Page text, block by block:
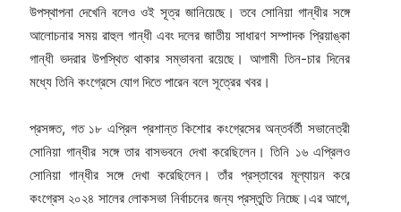
উপস্থাপনা দেখেনি বলেও ওই সূত্র জানিয়েছে। তবে সোনিয়া গান্ধীর সঙ্গে
আলোচনার সময় রাহুল গান্ধী এবং দলের জাতীয় সাধারণ সম্পাদক প্রিয়াঙ্কা
গান্ধী ভদরার উপস্থিত থাকার সম্ভাবনা রয়েছে। আগামী তিন-চার দিনের
মধ্যে তিনি কংগ্রেসে যোগ দিতে পারেন বলে সূত্রের খবর।
প্রসঙ্গত, গত ১৮ এপ্রিল প্রশান্ত কিশোর কংগ্রেসের অন্তর্বর্তী সভানেত্রী
সোনিয়া গান্ধীর সঙ্গে তার বাসভবনে দেখা করেছিলেন। তিনি ১৬ এপ্রিলও
সোনিয়া গান্ধীর সঙ্গে দেখা করেছিলেন। তাঁর প্রস্তাবের মূল্যায়ন করে
কংগ্রেস ২০২৪ সালের লোকসভা নির্বাচনের জন্য প্রস্তুতি নিচ্ছে।এর আগে,